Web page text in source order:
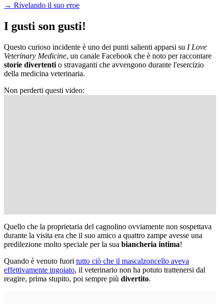
→ Rivelando il suo eroe
I gusti son gusti!
Questo curioso incidente è uno dei punti salienti apparsi su I Love
Veterinary Medicine, un canale Facebook che è noto per raccontare
storie divertenti o stravaganti che avvengono durante l'esercizio
della medicina veterinaria.
Non perderti questi video:
Quello che la proprietaria del cagnolino ovviamente non sospettava
durante la visita era che il suo amico a quattro zampe avesse una
predilezione molto speciale per la sua biancheria intima!
Quando è venuto fuori tutto ciò che il mascalzoncello aveva
effettivamente ingoiato, il veterinario non ha potuto trattenersi dal
reagire, prima stupito, poi sempre più divertito.